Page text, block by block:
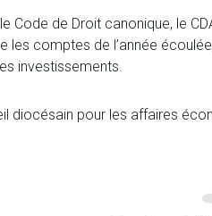
Code de Droit canonique, le
les comptes de l’année
investissements.
diocésain pour les affaires